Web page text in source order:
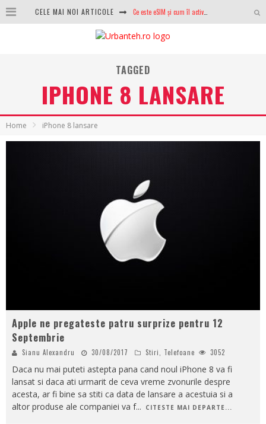
CELE MAI NOI ARTICOLE Ce este eSIM și cum îl activezi pe telefon? Ghid complet pentru Android și iPhone
GoPro revine în competiție: Mission One este răspunsul pe care DJI nu îl aștepta
TAGGED
IPHONE 8 LANSARE
Home iPhone 8 lansare
Apple ne pregateste patru surprize pentru 12
Septembrie
Sianu Alexandru 30/08/2017 Stiri, Telefoane 3052
Daca nu mai puteti astepta pana cand noul iPhone 8 va fi
lansat si daca ati urmarit de ceva vreme zvonurile despre
acesta, ar fi bine sa stiti ca data de lansare a acestuia si a
altor produse ale companiei va f... CITESTE MAI DEPARTE...